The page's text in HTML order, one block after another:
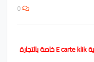
0